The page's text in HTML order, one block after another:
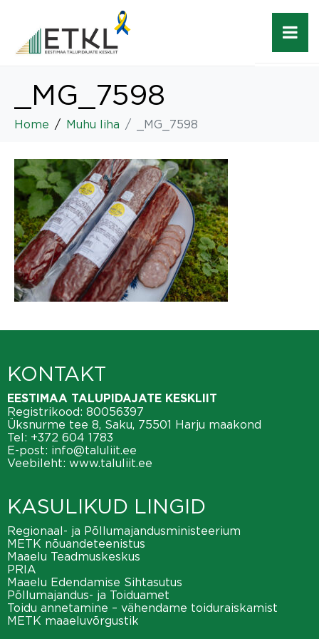
_MG_7598
Home Muhu liha _MG_7598
KONTAKT
EESTIMAA TALUPIDAJATE KESKLIIT
Registrikood: 80056397
Üksnurme tee 8, Saku, 75501 Harju maakond
Tel: +372 604 1783
E-post: info@taluliit.ee
Veebileht: www.taluliit.ee
KASULIKUD LINGID
Regionaal- ja Põllumajandusministeerium
METK nõuandeteenistus
Maaelu Teadmuskeskus
PRIA
Maaelu Edendamise Sihtasutus
Põllumajandus- ja Toiduamet
Toidu annetamine – vähendame toiduraiskamist
METK maaeluvõrgustik